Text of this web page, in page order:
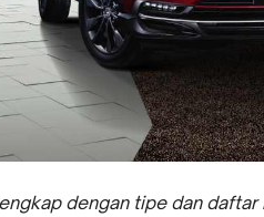
dengan tipe dan